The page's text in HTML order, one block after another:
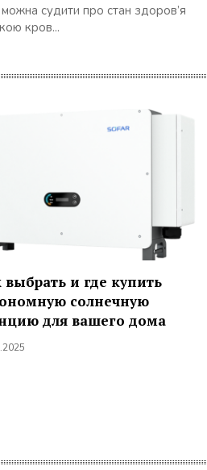
судити про стан здоров’я
кров...
выбрать и где купить
солнечную
для вашего дома